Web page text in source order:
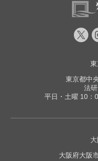
東京都中
法
平日・土曜 10：
大阪府大阪